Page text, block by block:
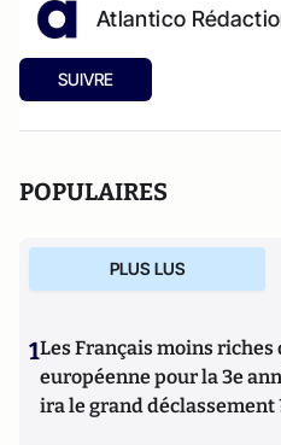
Atlantico
SUIVRE
POPULAIRES
PLUS LUS
1Les Français moins riches
européenne pour la 3e
ira le grand déclassement